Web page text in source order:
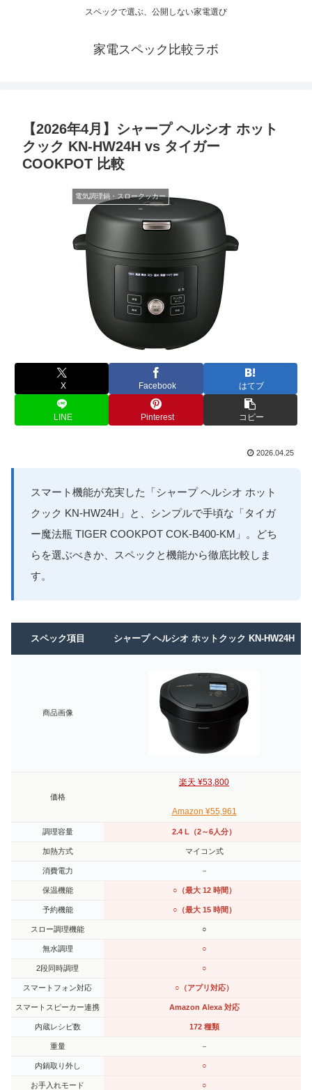
スペックで選ぶ、公開しない家電選び
家電スペック比較ラボ
【2026年4月】シャープ ヘルシオ ホット
クック KN-HW24H vs タイガー
COOKPOT 比較
電気調理鍋・スロークッカー
X Facebook はてブ
LINE Pinterest コピー
2026.04.25
スマート機能が充実した「シャープ ヘルシオ ホット
クック KN-HW24H」と、シンプルで手頃な「タイガ
ー魔法瓶 TIGER COOKPOT COK-B400-KM」。どち
らを選ぶべきか、スペックと機能から徹底比較しま
す。
スペック項目 シャープ ヘルシオ ホットクック KN-HW24H
商品画像
価格
楽天 ¥53,800
Amazon ¥55,961
調理容量 2.4 L（2～6人分）
加熱方式 マイコン式
消費電力 －
保温機能 ○（最大 12 時間）
予約機能 ○（最大 15 時間）
スロー調理機能 ○
無水調理 ○
2段同時調理 ○
スマートフォン対応 ○（アプリ対応）
スマートスピーカー連携 Amazon Alexa 対応
内蔵レシピ数 172 種類
重量 －
内鍋取り外し ○
お手入れモード ○